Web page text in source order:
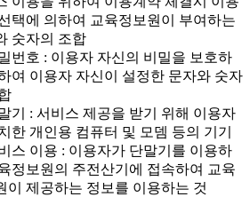
택에 의하여 교육정보원이 부여하는
숫자의 조합
번호 : 이용자 자신의 비밀을 보호하
여 이용자 자신이 설정한 문자와 숫자
기 : 서비스 제공을 받기 위해 이용자
한 개인용 컴퓨터 및 모뎀 등의 기기
스 이용 : 이용자가 단말기를 이용하
정보원의 주전산기에 접속하여 교육
이 제공하는 정보를 이용하는 것